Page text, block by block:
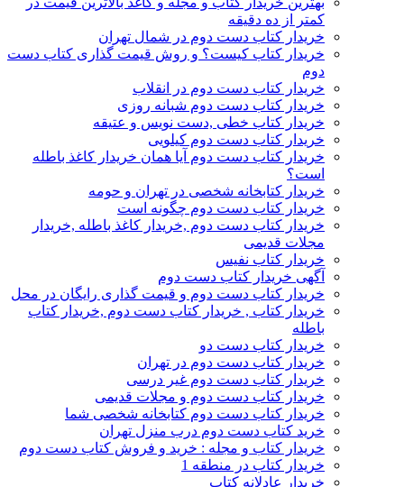
کمتر از ده دقیقه
خریدار کتاب دست دوم در شمال تهران
خریدار کتاب کیست؟ و روش قیمت گذاری کتاب دست
دوم
خریدار کتاب دست دوم در انقلاب
خریدار کتاب دست دوم شبانه روزی
خریدار کتاب خطی ,دست نویس و عتیقه
خریدار کتاب دست دوم کیلویی
خریدار کتاب دست دوم آیا همان خریدار کاغذ باطله
است؟
خریدار کتابخانه شخصی در تهران و حومه
خریدار کتاب دست دوم چگونه است
خریدار کتاب دست دوم ,خریدار کاغذ باطله ,خریدار
مجلات قدیمی
خریدار کتاب نفیس
آگهی خریدار کتاب دست دوم
خریدار کتاب دست دوم و قیمت گذاری رایگان در محل
خریدار کتاب , خریدار کتاب دست دوم ,خریدار کتاب
باطله
خریدار کتاب دست دو
خریدار کتاب دست دوم در تهران
خریدار کتاب دست دوم غیر درسی
خریدار کتاب دست دوم و مجلات قدیمی
خریدار کتاب دست دوم کتابخانه شخصی شما
خرید کتاب دست دوم درب منزل تهران
خریدار کتاب و مجله : خرید و فروش کتاب دست دوم
خریدار کتاب در منطقه 1
خریدار عادلانه کتاب